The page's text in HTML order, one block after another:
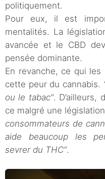
politiquement.
Pour eux, il est
mentalités. La
avancée et le CBD
pensée dominante.
En revanche, ce qui les
cette peur du cannabis.
ou le tabac”. D’ailleurs,
ce malgré une
consommateurs de
aide beaucoup les
sevrer du THC”.